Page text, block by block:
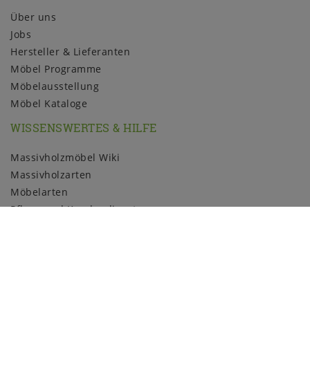
Über uns
Jobs
Hersteller & Lieferanten
Möbel Programme
Möbelausstellung
Möbel Kataloge
WISSENSWERTES & HILFE
Massivholzmöbel Wiki
Massivholzarten
Möbelarten
Pflege und Kundendienst